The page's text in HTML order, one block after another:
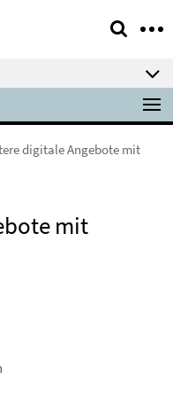
digitale Angebote mit
mit